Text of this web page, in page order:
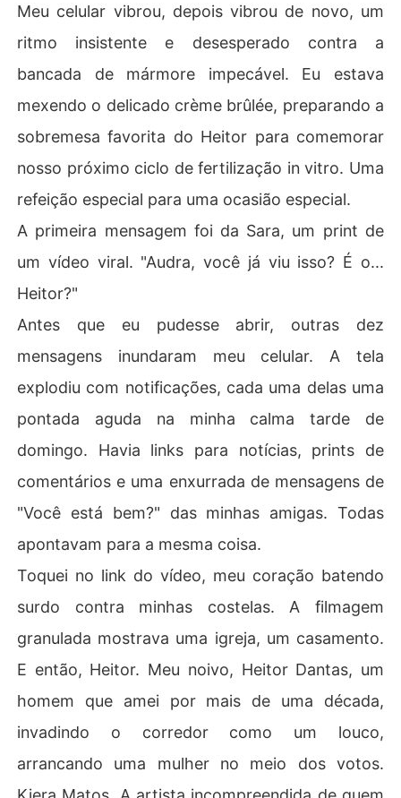
Meu celular vibrou, depois vibrou de novo, um
ritmo insistente e desesperado contra a
bancada de mármore impecável. Eu estava
mexendo o delicado crème brûlée, preparando a
sobremesa favorita do Heitor para comemorar
nosso próximo ciclo de fertilização in vitro. Uma
refeição especial para uma ocasião especial.
A primeira mensagem foi da Sara, um print de
um vídeo viral. "Audra, você já viu isso? É o...
Heitor?"
Antes que eu pudesse abrir, outras dez
mensagens inundaram meu celular. A tela
explodiu com notificações, cada uma delas uma
pontada aguda na minha calma tarde de
domingo. Havia links para notícias, prints de
comentários e uma enxurrada de mensagens de
"Você está bem?" das minhas amigas. Todas
apontavam para a mesma coisa.
Toquei no link do vídeo, meu coração batendo
surdo contra minhas costelas. A filmagem
granulada mostrava uma igreja, um casamento.
E então, Heitor. Meu noivo, Heitor Dantas, um
homem que amei por mais de uma década,
invadindo o corredor como um louco,
arrancando uma mulher no meio dos votos.